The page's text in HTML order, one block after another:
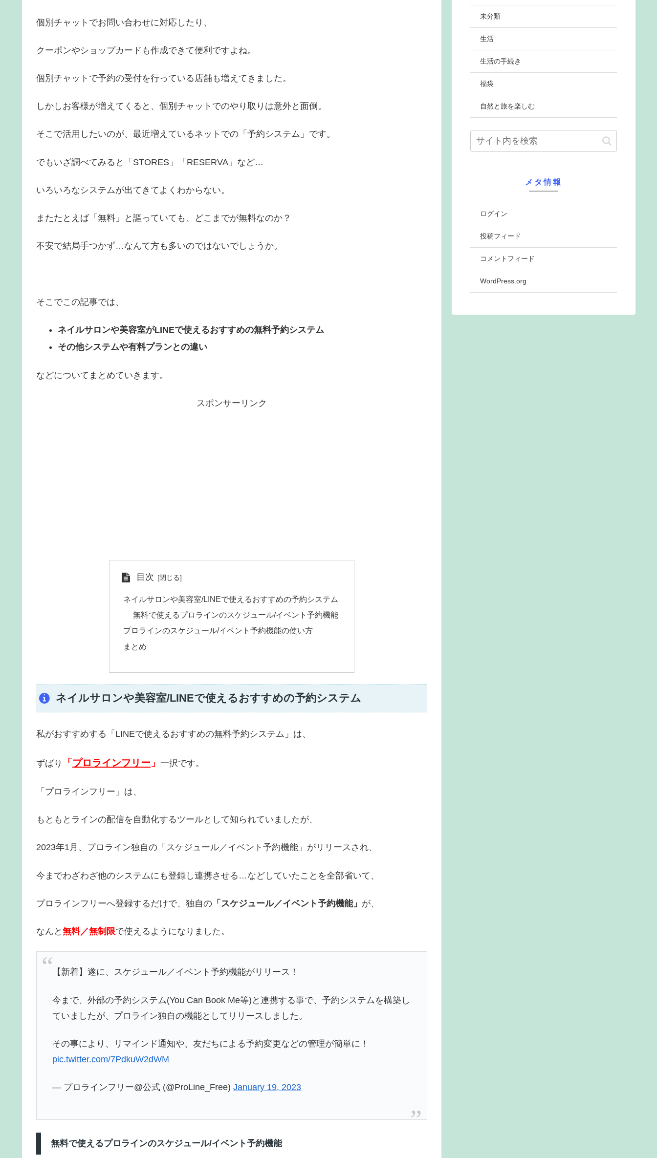
個別チャットでお問い合わせに対応したり、
クーポンやショップカードも作成できて便利ですよね。
個別チャットで予約の受付を行っている店舗も増えてきました。
しかしお客様が増えてくると、個別チャットでのやり取りは意外と面倒。
そこで活用したいのが、最近増えているネットでの「予約システム」です。
でもいざ調べてみると「STORES」「RESERVA」など…
いろいろなシステムが出てきてよくわからない。
またたとえば「無料」と謳っていても、どこまでが無料なのか？
不安で結局手つかず…なんて方も多いのではないでしょうか。
そこでこの記事では、
ネイルサロンや美容室がLINEで使えるおすすめの無料予約システム
その他システムや有料プランとの違い
などについてまとめていきます。
スポンサーリンク
目次
ネイルサロンや美容室/LINEで使えるおすすめの予約システム
無料で使えるプロラインのスケジュール/イベント予約機能
プロラインのスケジュール/イベント予約機能の使い方
まとめ
ネイルサロンや美容室/LINEで使えるおすすめの予約システム
私がおすすめする「LINEで使えるおすすめの無料予約システム」は、
ずばり 「 プロラインフリー 」 一択です。
「プロラインフリー」は、
もともとラインの配信を自動化するツールとして知られていましたが、
2023年1月、プロライン独自の「スケジュール／イベント予約機能」がリリースされ、
今までわざわざ他のシステムにも登録し連携させる…などしていたことを全部省いて、
プロラインフリーへ登録するだけで、独自の 「スケジュール／イベント予約機能」 が、
なんと 無料／無制限で使えるようになりました。
【新着】遂に、スケジュール／イベント予約機能がリリース！
今まで、外部の予約システム(You Can Book Me等)と連携する事で、予約システムを構築し
ていましたが、プロライン独自の機能としてリリースしました。
その事により、リマインド通知や、友だちによる予約変更などの管理が簡単に！
pic.twitter.com/7PdkuW2dWM
— プロラインフリー@公式 (@ProLine_Free)January 19, 2023
無料で使えるプロラインのスケジュール/イベント予約機能
未分類
生活
生活の手続き
福袋
自然と旅を楽しむ
メタ情報
ログイン
投稿フィード
コメントフィード
WordPress.org